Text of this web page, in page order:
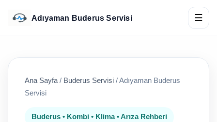
Adıyaman Buderus Servisi ☰
Ana Sayfa / Buderus Servisi /Adıyaman Buderus
Servisi
Buderus • Kombi • Klima • Arıza Rehberi